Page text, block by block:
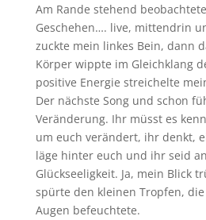
Am Rande stehend
Geschehen…. live, mittendrin
zuckte mein linkes Bein, dann
Körper wippte im Gleichklang
positive Energie streichelte
Der nächste Song und schon
Veränderung. Ihr müsst es
um euch verändert, ihr denkt,
läge hinter euch und ihr seid
Glückseeligkeit. Ja, mein Blick
spürte den kleinen Tropfen,
Augen befeuchtete.